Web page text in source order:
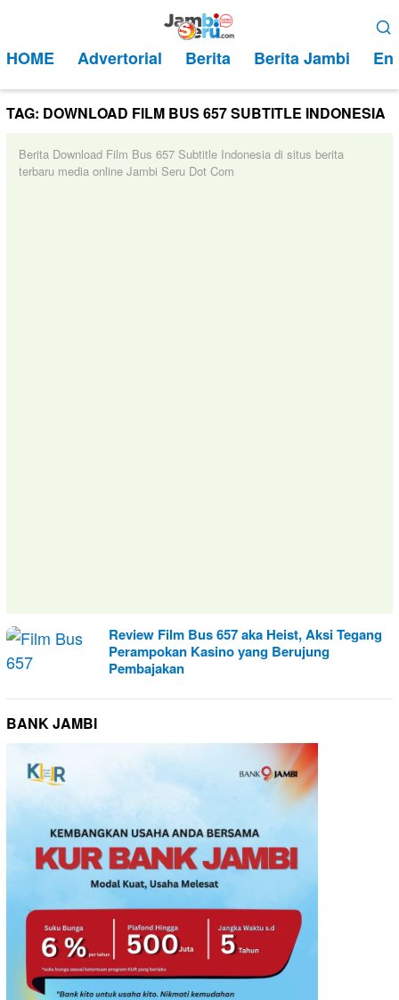
kontenMobile
HOME Advertorial Berita Berita Jambi
TAG: DOWNLOAD FILM BUS 657 SUBTITLE INDONESIA
Berita Download Film Bus 657 Subtitle Indonesia di situs berita
terbaru media online Jambi Seru Dot Com
Review Film Bus 657 aka Heist, Aksi Tegang
Perampokan Kasino yang Berujung
Pembajakan
BANK JAMBI